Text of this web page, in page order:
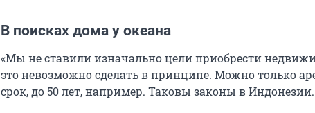
В поисках дома у океана
«Мы не ставили изначально цели приобрести
это невозможно сделать в принципе. Можно только
срок, до 50 лет, например. Таковы законы в Индонезии.